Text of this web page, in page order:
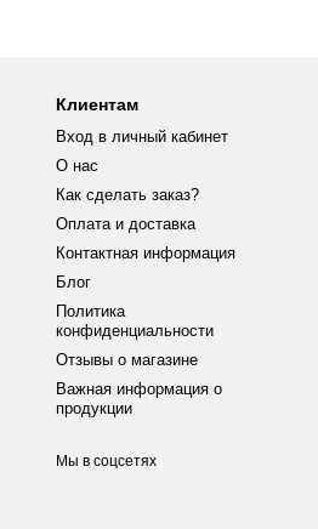
Клиентам
Вход в личный кабинет
О нас
Как сделать заказ?
Оплата и доставка
Контактная информация
Блог
Политика
конфиденциальности
Отзывы о магазине
Важная информация о
продукции
Мы в соцсетях